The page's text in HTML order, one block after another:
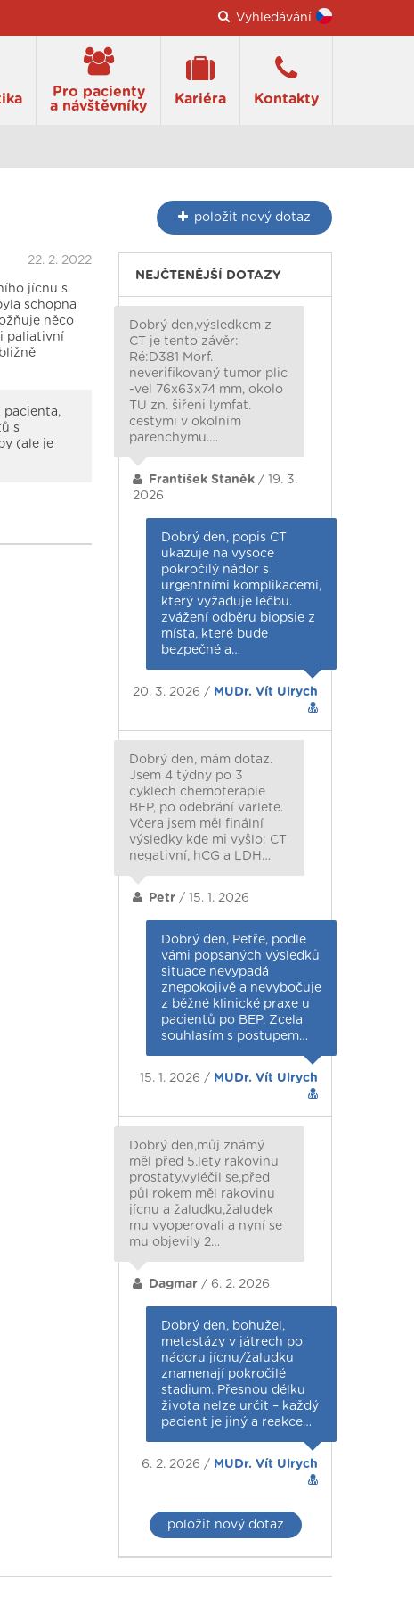
Vyhledávání
Pro pacienty
a návštěvníky
Kariéra Kontakty
položit nový dotaz
22. 2. 2022
jícnu s
schopna
něco
paliativní
s
(ale je
NEJČTENĚJŠÍ DOTAZY
Dobrý den,výsledkem z
CT je tento závěr:
Ré:D381 Morf.
neverifikovaný tumor plic
-vel 76x63x74 mm, okolo
TU zn. šiřeni lymfat.
cestymi v okolnim
parenchymu.…
František Staněk / 19. 3.
2026
Dobrý den, popis CT
ukazuje na vysoce
pokročilý nádor s
urgentními komplikacemi,
který vyžaduje léčbu.
zvážení odběru biopsie z
místa, které bude
bezpečné a…
20. 3. 2026 / MUDr. Vít Ulrych
Dobrý den, mám dotaz.
Jsem 4 týdny po 3
cyklech chemoterapie
BEP, po odebrání varlete.
Včera jsem měl finální
výsledky kde mi vyšlo: CT
negativní, hCG a LDH…
Petr / 15. 1. 2026
Dobrý den, Petře, podle
vámi popsaných výsledků
situace nevypadá
znepokojivě a nevybočuje
z běžné klinické praxe u
pacientů po BEP. Zcela
souhlasím s postupem…
15. 1. 2026 / MUDr. Vít Ulrych
Dobrý den,můj známý
měl před 5.lety rakovinu
prostaty,vyléčil se,před
půl rokem měl rakovinu
jícnu a žaludku,žaludek
mu vyoperovali a nyní se
mu objevily 2…
Dagmar / 6. 2. 2026
Dobrý den, bohužel,
metastázy v játrech po
nádoru jícnu/žaludku
znamenají pokročilé
stadium. Přesnou délku
života nelze určit – každý
pacient je jiný a reakce…
6. 2. 2026 / MUDr. Vít Ulrych
položit nový dotaz